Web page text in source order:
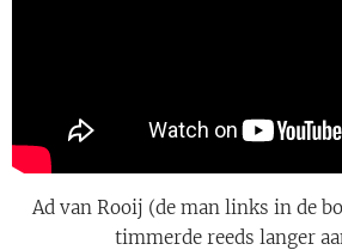
Ad van Rooij (de man links in de
timmerde reeds langer